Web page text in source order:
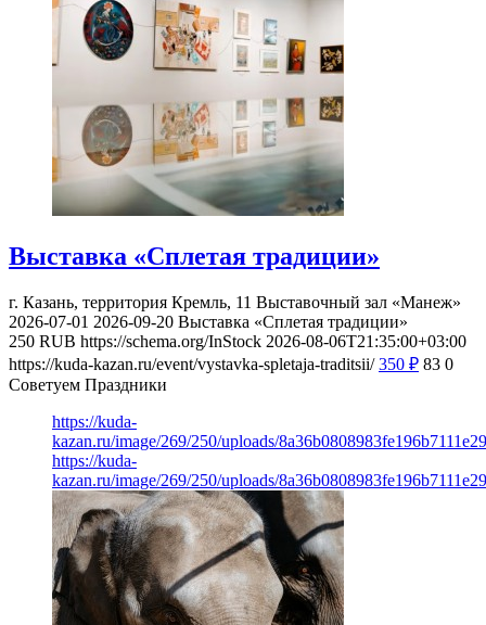
Выставка «Сплетая традиции»
г. Казань, территория Кремль, 11 Выставочный зал «Манеж»
2026-07-01 2026-09-20 Выставка «Сплетая традиции»
250 RUB https://schema.org/InStock 2026-08-06T21:35:00+03:00
https://kuda-kazan.ru/event/vystavka-spletaja-traditsii/ 350 ₽ 83 0
Советуем Праздники
https://kuda-
kazan.ru/image/269/250/uploads/
https://kuda-
kazan.ru/image/269/250/uploads/